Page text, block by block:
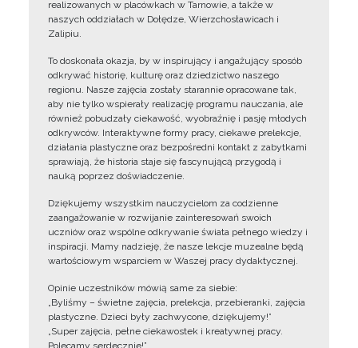
realizowanych w placówkach w Tarnowie, a także w
naszych oddziałach w Dołędze, Wierzchosławicach i
Zalipiu.
To doskonała okazja, by w inspirujący i angażujący sposób
odkrywać historię, kulturę oraz dziedzictwo naszego
regionu. Nasze zajęcia zostały starannie opracowane tak,
aby nie tylko wspierały realizację programu nauczania, ale
również pobudzały ciekawość, wyobraźnię i pasję młodych
odkrywców. Interaktywne formy pracy, ciekawe prelekcje,
działania plastyczne oraz bezpośredni kontakt z zabytkami
sprawiają, że historia staje się fascynującą przygodą i
nauką poprzez doświadczenie.
Dziękujemy wszystkim nauczycielom za codzienne
zaangażowanie w rozwijanie zainteresowań swoich
uczniów oraz wspólne odkrywanie świata pełnego wiedzy i
inspiracji. Mamy nadzieję, że nasze lekcje muzealne będą
wartościowym wsparciem w Waszej pracy dydaktycznej.
Opinie uczestników mówią same za siebie:
„Byliśmy – świetne zajęcia, prelekcja, przebieranki, zajęcia
plastyczne. Dzieci były zachwycone, dziękujemy!”
„Super zajęcia, pełne ciekawostek i kreatywnej pracy.
Polecamy serdecznie!”